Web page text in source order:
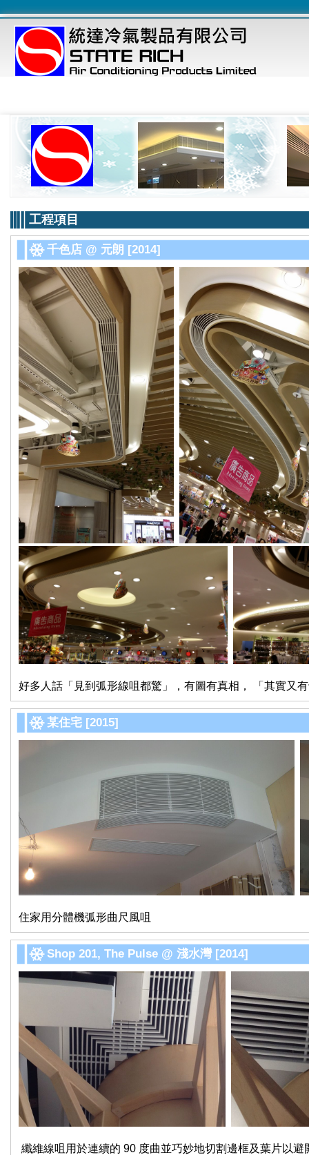
工程項目
千色店 @ 元朗 [2014]
好多人話「見到弧形線咀都驚」，有圖有真相， 「其實又
某住宅 [2015]
住家用分體機弧形曲尺風咀
Shop 201, The Pulse @ 淺水灣 [2014]
纖維線咀用於連續的 90 度曲並巧妙地切割邊框及葉片以避